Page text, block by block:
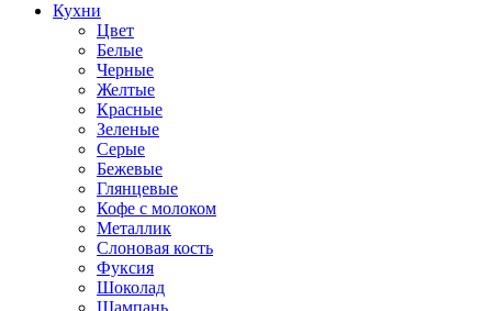
Кухни
Цвет
Белые
Черные
Желтые
Красные
Зеленые
Серые
Бежевые
Глянцевые
Кофе с молоком
Металлик
Слоновая кость
Фуксия
Шоколад
Шампань